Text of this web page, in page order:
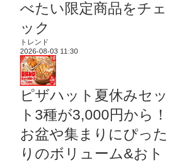
べたい限定商品をチェ
ック
トレンド
2026-08-03 11:30
ピザハット夏休みセッ
ト3種が3,000円から！
お盆や集まりにぴった
りのボリューム&おト